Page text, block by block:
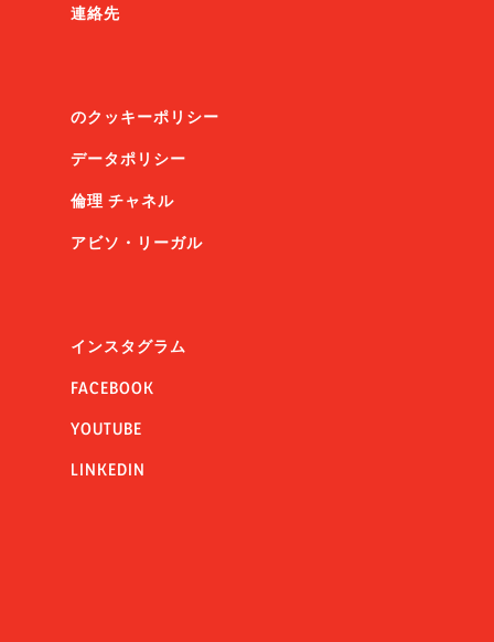
連絡先
のクッキーポリシー
データポリシー
倫理 チャネル
アビソ・リーガル
インスタグラム
FACEBOOK
YOUTUBE
LINKEDIN